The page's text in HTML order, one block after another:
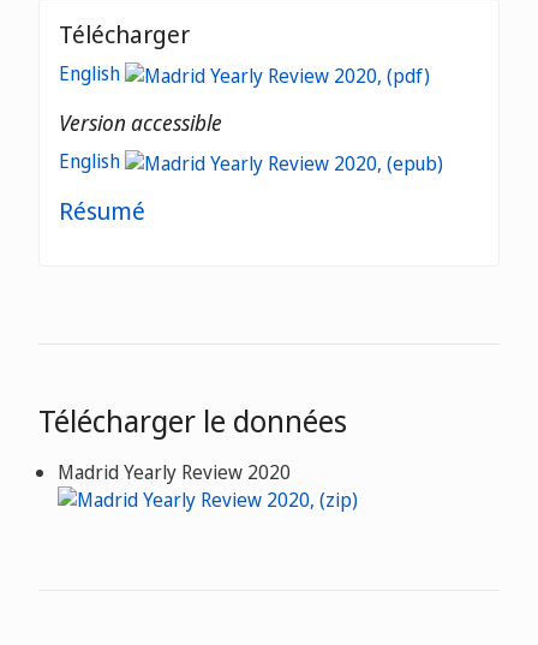
Télécharger
English
Version accessible
English
Résumé
Télécharger le données
Madrid Yearly Review 2020